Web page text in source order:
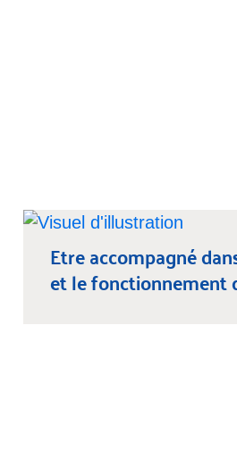
Etre accompagné
et le fonctionnement